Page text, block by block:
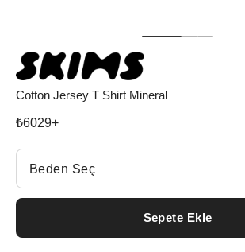
Cotton Jersey T Shirt Mineral
₺6029+
Beden Seç
Beden Seç
Sepete Ekle